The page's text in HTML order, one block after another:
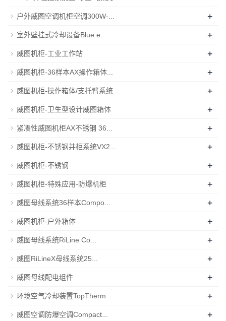
户外威图空调机柜空调300W-... +
室外壁挂式冷却设备Blue e... +
威图机柜-工业工作站 +
威图机柜-36样本AX操作箱体... +
威图机柜-操作箱体/支托臂系统... +
威图机柜-卫生型设计威图箱体 +
紧凑性威图机柜AX不锈钢 36... +
威图机柜-不锈钢并柜系统VX2... +
威图机柜-不锈钢 +
威图机柜-特殊应用-防爆机柜 +
威图母线系统36样本Compo... +
威图机柜-户外箱体 +
威图母线系统RiLine Co... +
威图RiLineX母线系统25... +
威图母线配电组件 +
环境空气冷却装置TopTherm +
威图空调防爆空调Compact... +